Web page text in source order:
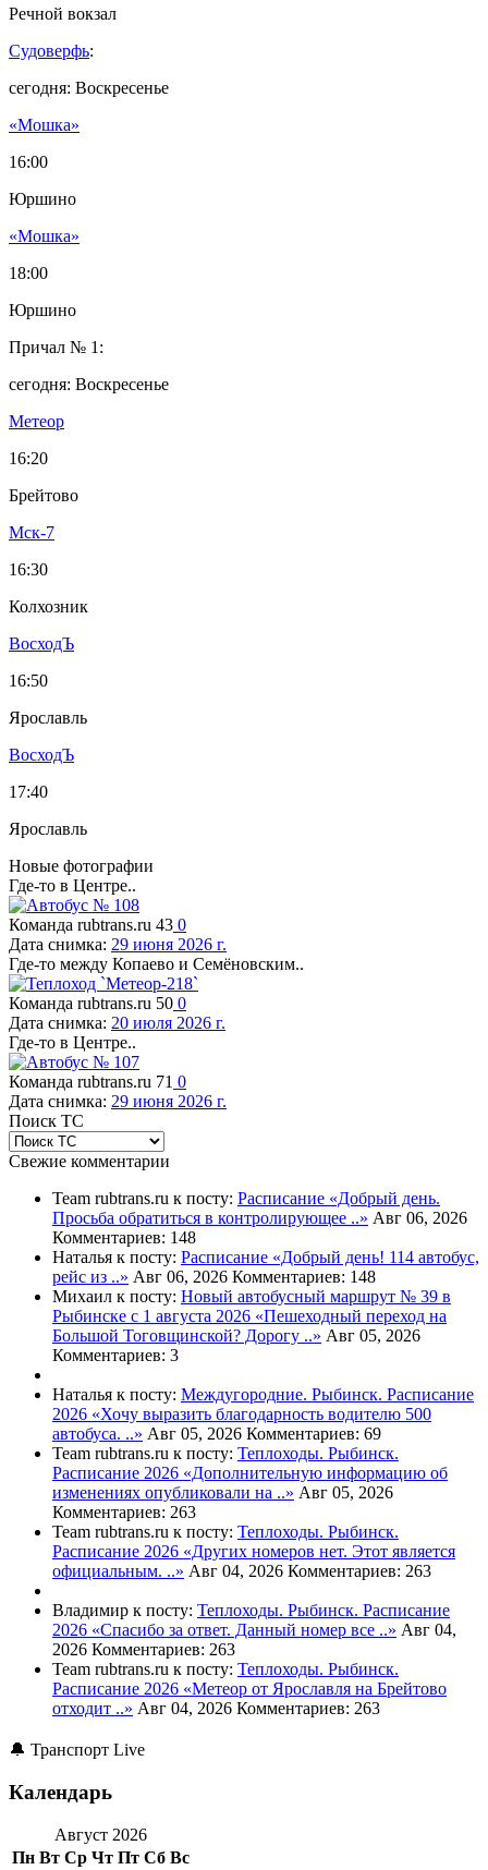
Речной вокзал
Судоверфь:
сегодня: Воскресенье
«Мошка»
16:00
Юршино
«Мошка»
18:00
Юршино
Причал № 1:
сегодня: Воскресенье
Метеор
16:20
Брейтово
Мск-7
16:30
Колхозник
ВосходЪ
16:50
Ярославль
ВосходЪ
17:40
Ярославль
Новые фотографии
Где-то в Центре..
Команда rubtrans.ru 43 0
Дата снимка: 29 июня 2026 г.
Где-то между Копаево и Семёновским..
Команда rubtrans.ru 50 0
Дата снимка: 20 июля 2026 г.
Где-то в Центре..
Команда rubtrans.ru 71 0
Дата снимка: 29 июня 2026 г.
Поиск ТС
Свежие комментарии
Team rubtrans.ru к посту: Расписание «Добрый день.
Просьба обратиться в контролирующее ..» Авг 06, 2026
Комментариев: 148
Наталья к посту: Расписание «Добрый день! 114 автобус,
рейс из ..» Авг 06, 2026 Комментариев: 148
Михаил к посту: Новый автобусный маршрут № 39 в
Рыбинске с 1 августа 2026 «Пешеходный переход на
Большой Тоговщинской? Дорогу ..» Авг 05, 2026
Комментариев: 3
Наталья к посту: Междугородние. Рыбинск. Расписание
2026 «Хочу выразить благодарность водителю 500
автобуса. ..» Авг 05, 2026 Комментариев: 69
Team rubtrans.ru к посту: Теплоходы. Рыбинск.
Расписание 2026 «Дополнительную информацию об
изменениях опубликовали на ..» Авг 05, 2026
Комментариев: 263
Team rubtrans.ru к посту: Теплоходы. Рыбинск.
Расписание 2026 «Других номеров нет. Этот является
официальным. ..» Авг 04, 2026 Комментариев: 263
Владимир к посту: Теплоходы. Рыбинск. Расписание
2026 «Спасибо за ответ. Данный номер все ..» Авг 04,
2026 Комментариев: 263
Team rubtrans.ru к посту: Теплоходы. Рыбинск.
Расписание 2026 «Метеор от Ярославля на Брейтово
отходит ..» Авг 04, 2026 Комментариев: 263
🔔 Транспорт Live
Календарь
Август 2026
Пн Вт Ср Чт Пт Сб Вс